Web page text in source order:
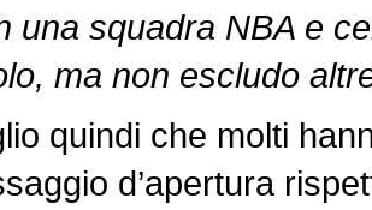
una squadra NBA e
ma non escludo
quindi che molti
d’apertura